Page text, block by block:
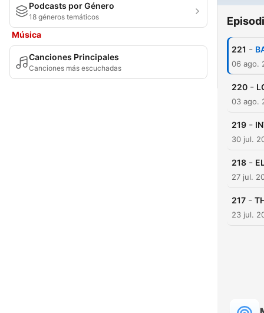
Podcasts por Género
18 géneros temáticos
Música
Canciones Principales
Canciones más escuchadas
221 -
06 ago.
220 -
03 ago.
219 -
30 jul.
218 -
27 jul.
217 -
23 jul.